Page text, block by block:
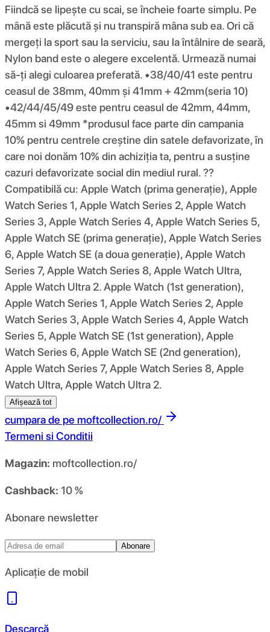
Fiindcă se lipește cu scai, se încheie foarte simplu. Pe
mână este plăcută și nu transpiră mâna sub ea. Ori că
mergeți la sport sau la serviciu, sau la întâlnire de seară,
Nylon band este o alegere excelentă. Urmează numai
să-ți alegi culoarea preferată. •38/40/41 este pentru
ceasul de 38mm, 40mm și 41mm + 42mm(seria 10)
•42/44/45/49 este pentru ceasul de 42mm, 44mm,
45mm si 49mm *produsul face parte din campania
10% pentru centrele creștine din satele defavorizate, în
care noi donăm 10% din achiziția ta, pentru a susține
cazuri defavorizate social din mediul rural. ??
Compatibilă cu: Apple Watch (prima generație), Apple
Watch Series 1, Apple Watch Series 2, Apple Watch
Series 3, Apple Watch Series 4, Apple Watch Series 5,
Apple Watch SE (prima generație), Apple Watch Series
6, Apple Watch SE (a doua generație), Apple Watch
Series 7, Apple Watch Series 8, Apple Watch Ultra,
Apple Watch Ultra 2. Apple Watch (1st generation),
Apple Watch Series 1, Apple Watch Series 2, Apple
Watch Series 3, Apple Watch Series 4, Apple Watch
Series 5, Apple Watch SE (1st generation), Apple
Watch Series 6, Apple Watch SE (2nd generation),
Apple Watch Series 7, Apple Watch Series 8, Apple
Watch Ultra, Apple Watch Ultra 2.
Afișează tot
cumpara de pe moftcollection.ro/
Termeni si Conditii
Magazin: moftcollection.ro/
Cashback: 10 %
Abonare newsletter
Abonare
Aplicație de mobil
Descarcă